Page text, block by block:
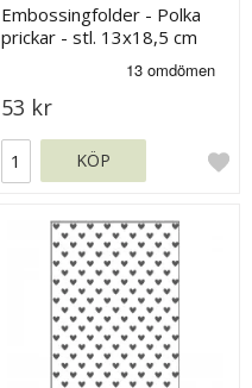
Embossingfolder - Polka
prickar - stl. 13x18,5 cm
53 kr
KÖP